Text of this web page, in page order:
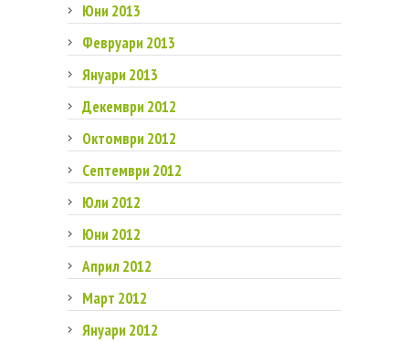
Юни 2013
Февруари 2013
Януари 2013
Декември 2012
Октомври 2012
Септември 2012
Юли 2012
Юни 2012
Април 2012
Март 2012
Януари 2012